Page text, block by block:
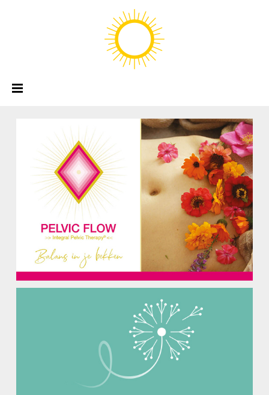
Pelvic Flow
Adem in Balans
Logo Ontwerp